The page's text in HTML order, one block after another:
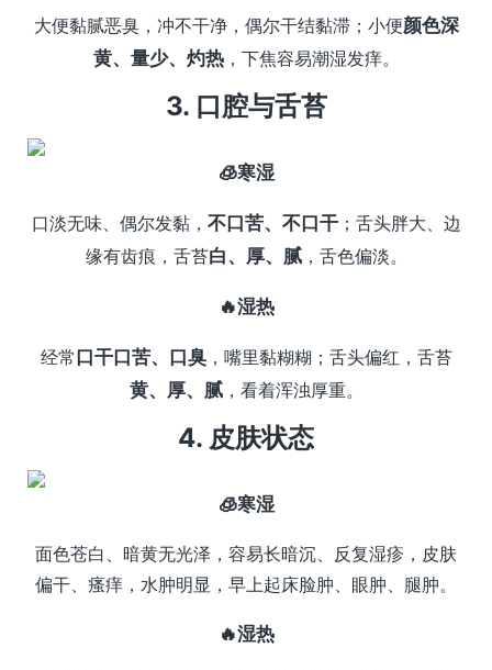
大便黏腻恶臭，冲不干净，偶尔干结黏滞；小便颜色深
黄、量少、灼热，下焦容易潮湿发痒。
3. 口腔与舌苔
🧊寒湿
口淡无味、偶尔发黏， 不口苦、不口干；舌头胖大、边
缘有齿痕，舌苔白、厚、腻，舌色偏淡。
🔥湿热
经常口干口苦、口臭，嘴里黏糊糊；舌头偏红，舌苔
黄、厚、腻，看着浑浊厚重。
4. 皮肤状态
🧊寒湿
面色苍白、暗黄无光泽，容易长暗沉、反复湿疹，皮肤
偏干、瘙痒，水肿明显，早上起床脸肿、眼肿、腿肿。
🔥湿热